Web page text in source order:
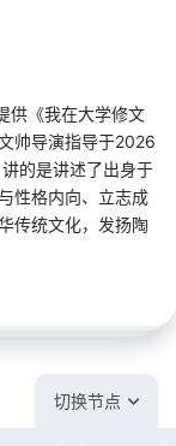
供《我在大学修文
帅导演指导于2026
的是讲述了出身于
性格内向、立志成
传统文化，发扬陶
切换节点